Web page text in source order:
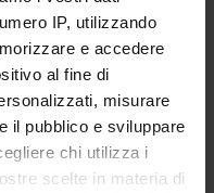
IP, utilizzando
e accedere
al fine di
misurare
il pubblico e sviluppare
chi utilizza i
scelte in materia di